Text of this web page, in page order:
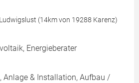
(14km von 19288 Karenz)
Energieberater
Anlage & Installation, Aufbau /